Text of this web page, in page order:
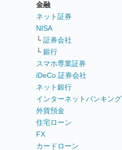
金融
ネット証券
NISA
└ 証券会社
└ 銀行
スマホ専業証券
iDeCo 証券会社
ネット銀行
インターネットバンキング
外貨預金
住宅ローン
FX
カードローン